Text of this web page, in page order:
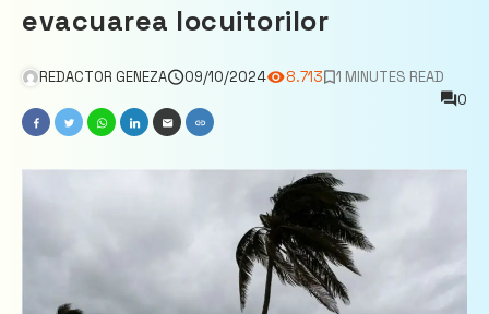
evacuarea locuitorilor
REDACTOR GENEZA 09/10/2024 8.713
1 MINUTES READ
0